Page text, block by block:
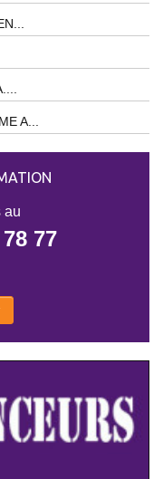
A...
au
77